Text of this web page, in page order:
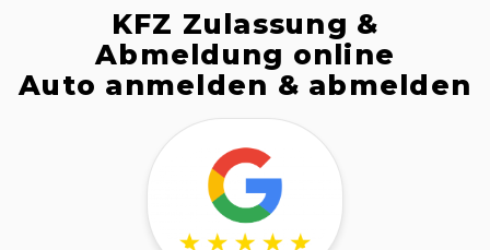
KFZ Zulassung &
Abmeldung online
Auto anmelden & abmelden